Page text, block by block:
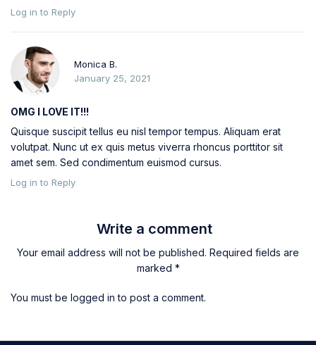
Log in to Reply
Monica B.
January 25, 2021
OMG I LOVE IT!!!
Quisque suscipit tellus eu nisl tempor tempus. Aliquam erat
volutpat. Nunc ut ex quis metus viverra rhoncus porttitor sit
amet sem. Sed condimentum euismod cursus.
Log in to Reply
Write a comment
Your email address will not be published. Required fields are
marked *
You must be logged in to post a comment.